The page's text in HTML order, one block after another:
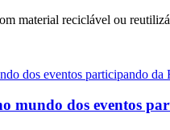
material reciclável ou
mundo dos eventos